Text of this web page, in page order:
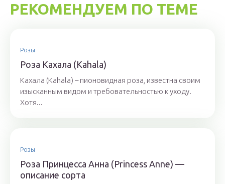
РЕКОМЕНДУЕМ ПО ТЕМЕ
Розы
Роза Кахала (Kahala)
Кахала (Kahala) – пионовидная роза, известна своим
изысканным видом и требовательностью к уходу.
Хотя...
Розы
Роза Принцесса Анна (Princess Anne) —
описание сорта